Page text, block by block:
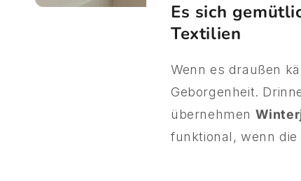
Es sich
Textilien
Wenn es draußen
Geborgenheit.
übernehmen
funktional, wenn